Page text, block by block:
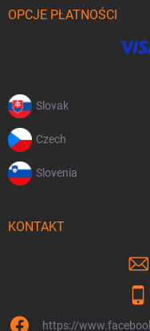
OPCJE PŁATNOŚCI
Slovak
Czech
Slovenia
KONTAKT
https://